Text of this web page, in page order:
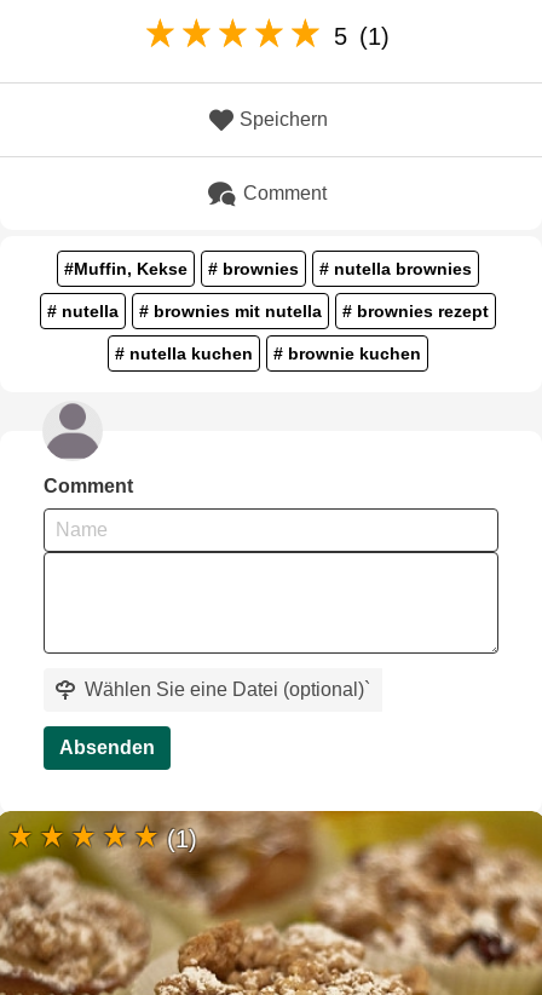
5 (1)
Speichern
Comment
#Muffin, Kekse # brownies # nutella brownies
# nutella # brownies mit nutella # brownies rezept
# nutella kuchen # brownie kuchen
Comment
Wählen Sie eine Datei (optional)`
Absenden
(1)